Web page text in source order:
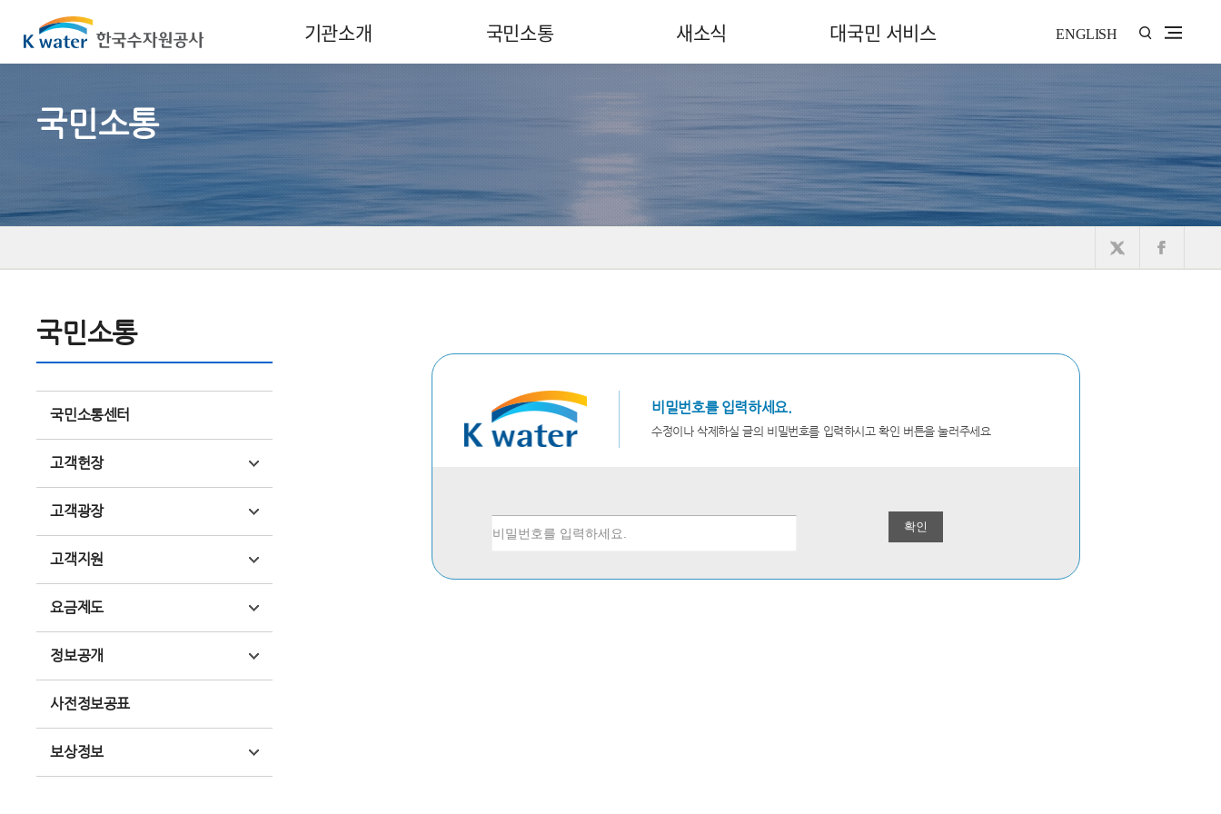
기관소개
일반현황
조직 및 연락처
CI
국민소통
고객헌장
고객광장
고객지원
요금제도
새소식
채용정보
뉴스룸
홍보광장
물사랑공모전
온라인수도박물관
대국민 서비스
수자원·환경
수도
에너지·도시
글로벌·기후테크
ENGLISH
국민소통
국민소통
국민소통센터
고객헌장
고객광장
고객지원
요금제도
정보공개
사전정보공표
보상정보
비밀번호를 입력하세요.
수정이나 삭제하실 글의 비밀번호를 입력하시고 확인 버튼을 눌러주세요